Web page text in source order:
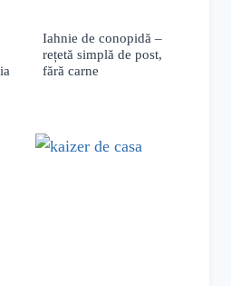
Iahnie de conopidă –
rețetă simplă de post,
fără carne